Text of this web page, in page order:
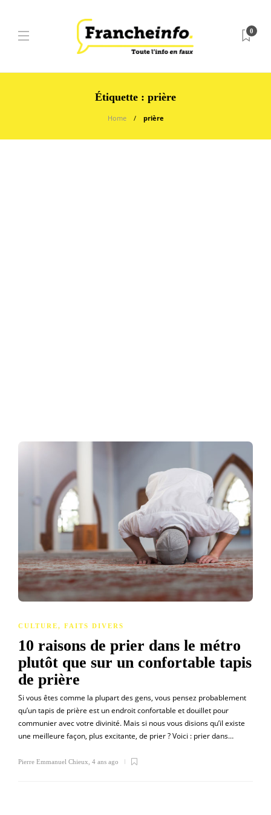
0
Étiquette : prière
Home prière
CULTURE, FAITS DIVERS
10 raisons de prier dans le métro
plutôt que sur un confortable tapis
de prière
Si vous êtes comme la plupart des gens, vous pensez probablement
qu’un tapis de prière est un endroit confortable et douillet pour
communier avec votre divinité. Mais si nous vous disions qu’il existe
une meilleure façon, plus excitante, de prier ? Voici : prier dans…
Pierre Emmanuel Chieux 4 ans ago